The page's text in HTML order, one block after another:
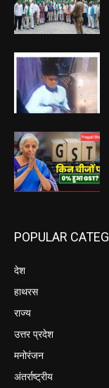
POPULAR
देश
हाथरस
राज्य
उत्तर प्रदेश
मनोरंजन
अंतर्राष्ट्रीय